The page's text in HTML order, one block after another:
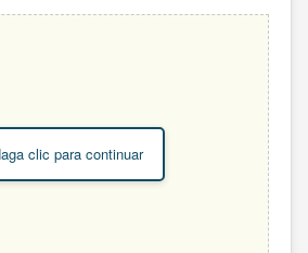
clic para continuar